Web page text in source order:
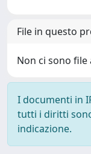
File in questo
Non ci sono
I documenti in
tutti i diritti
indicazione.